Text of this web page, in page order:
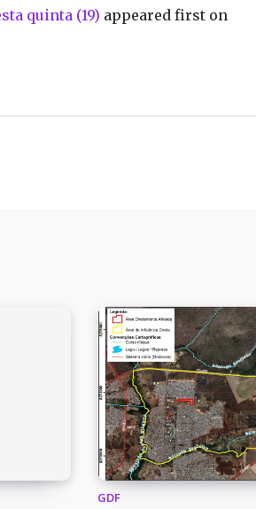
quinta (19) appeared first on
GDF